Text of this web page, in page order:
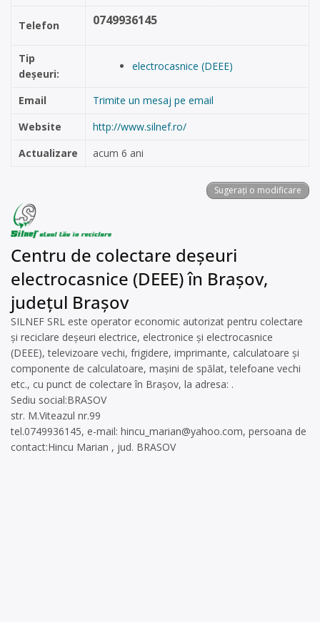
Telefon 0749936145
Tip
deșeuri:
electrocasnice (DEEE)
Email
Trimite un mesaj pe email
Website
http://www.silnef.ro/
Actualizare
acum 6 ani
Sugerați o modificare
Centru de colectare deșeuri
electrocasnice (DEEE) în Brașov,
județul Brașov
SILNEF SRL este operator economic autorizat pentru colectare
și reciclare deșeuri electrice, electronice și electrocasnice
(DEEE), televizoare vechi, frigidere, imprimante, calculatoare și
componente de calculatoare, mașini de spălat, telefoane vechi
etc., cu punct de colectare în Brașov, la adresa: .
Sediu social:BRASOV
str. M.Viteazul nr.99
tel.0749936145, e-mail: hincu_marian@yahoo.com, persoana de
contact:Hincu Marian , jud. BRASOV